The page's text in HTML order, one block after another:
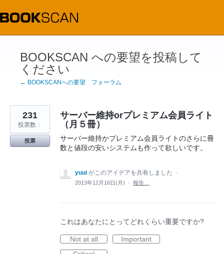
コ
ン
テ
BOOKSCAN への要望を投稿して
ください
← BOOKSCANへの要望 フォーラム
サーバー維持orプレミアム会員ライト
（月５冊）
サーバー維持かプレミアム会員ライトのさらに冊
数と値段の安いシステムも作って欲しいです。
231
投票数：
投票
yuui がこのアイデアを共有しました
·
2013年12月16日(月)
· 報告…
これはあなたにとってどれくらい重要ですか?
Not at all
Important